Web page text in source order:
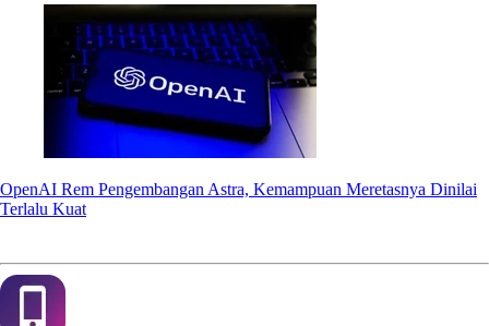
OpenAI Rem Pengembangan Astra, Kemampuan Meretasnya Dinilai
Terlalu Kuat